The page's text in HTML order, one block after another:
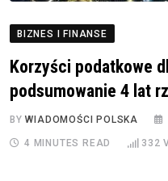
BIZNES I FINANSE
Korzyści podatkowe
podsumowanie 4 lat
BYWIADOMOŚCI POLSKA
4 MINUTES READ 332